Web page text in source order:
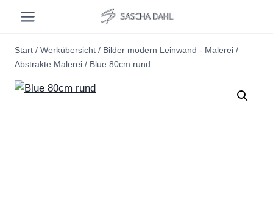
Inhalt
Start / Werkübersicht / Bilder modern Leinwand - Malerei /
Abstrakte Malerei / Blue 80cm rund